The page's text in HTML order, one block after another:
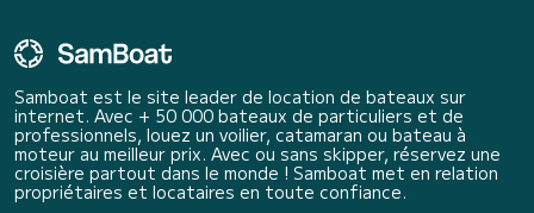
Samboat est le site leader de location de bateaux sur
internet. Avec + 50 000 bateaux de particuliers et de
professionnels, louez un voilier, catamaran ou bateau à
moteur au meilleur prix. Avec ou sans skipper, réservez une
croisière partout dans le monde ! Samboat met en relation
propriétaires et locataires en toute confiance.